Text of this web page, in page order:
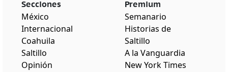
Secciones
México
Internacional
Coahuila
Saltillo
Opinión
Premium
Semanario
Historias de
Saltillo
A la Vanguardia
New York Times